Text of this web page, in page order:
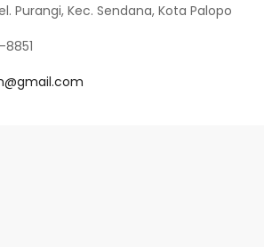
Purangi, Kec. Sendana, Kota Palopo